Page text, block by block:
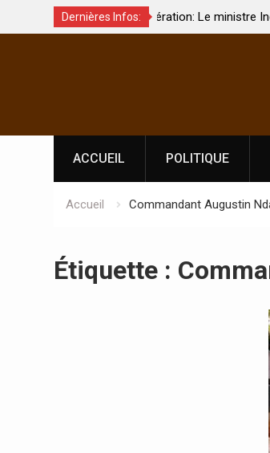
Dernières Infos:
Le ministre Indien Kirti Vardhan Singh à
pour la célébration de la Fête de
ACCUEIL POLITIQUE
Accueil Commandant Augustin
Étiquette :